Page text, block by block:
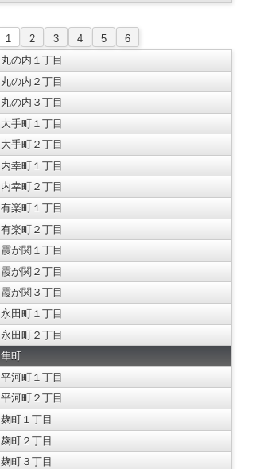
1 2 3 4 5
6
丸の内１丁目
丸の内２丁目
丸の内３丁目
大手町１丁目
大手町２丁目
内幸町１丁目
内幸町２丁目
有楽町１丁目
有楽町２丁目
霞が関１丁目
霞が関２丁目
霞が関３丁目
永田町１丁目
永田町２丁目
隼町
平河町１丁目
平河町２丁目
麹町１丁目
麹町２丁目
麹町３丁目